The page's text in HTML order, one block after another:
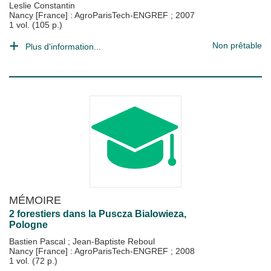
Leslie Constantin
Nancy [France] : AgroParisTech-ENGREF ; 2007
1 vol. (105 p.)
Plus d'information... Non prêtable
MÉMOIRE
2 forestiers dans la Puscza Bialowieza,
Pologne
Bastien Pascal ; Jean-Baptiste Reboul
Nancy [France] : AgroParisTech-ENGREF ; 2008
1 vol. (72 p.)